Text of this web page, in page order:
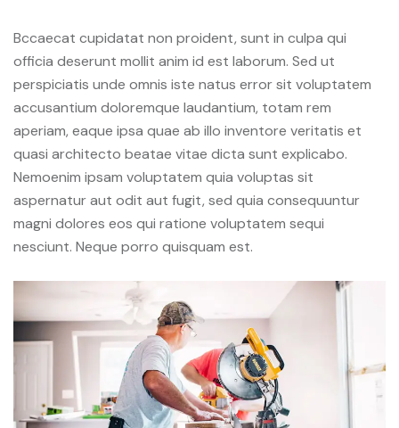
Bccaecat cupidatat non proident, sunt in culpa qui
officia deserunt mollit anim id est laborum. Sed ut
perspiciatis unde omnis iste natus error sit voluptatem
accusantium doloremque laudantium, totam rem
aperiam, eaque ipsa quae ab illo inventore veritatis et
quasi architecto beatae vitae dicta sunt explicabo.
Nemoenim ipsam voluptatem quia voluptas sit
aspernatur aut odit aut fugit, sed quia consequuntur
magni dolores eos qui ratione voluptatem sequi
nesciunt. Neque porro quisquam est.